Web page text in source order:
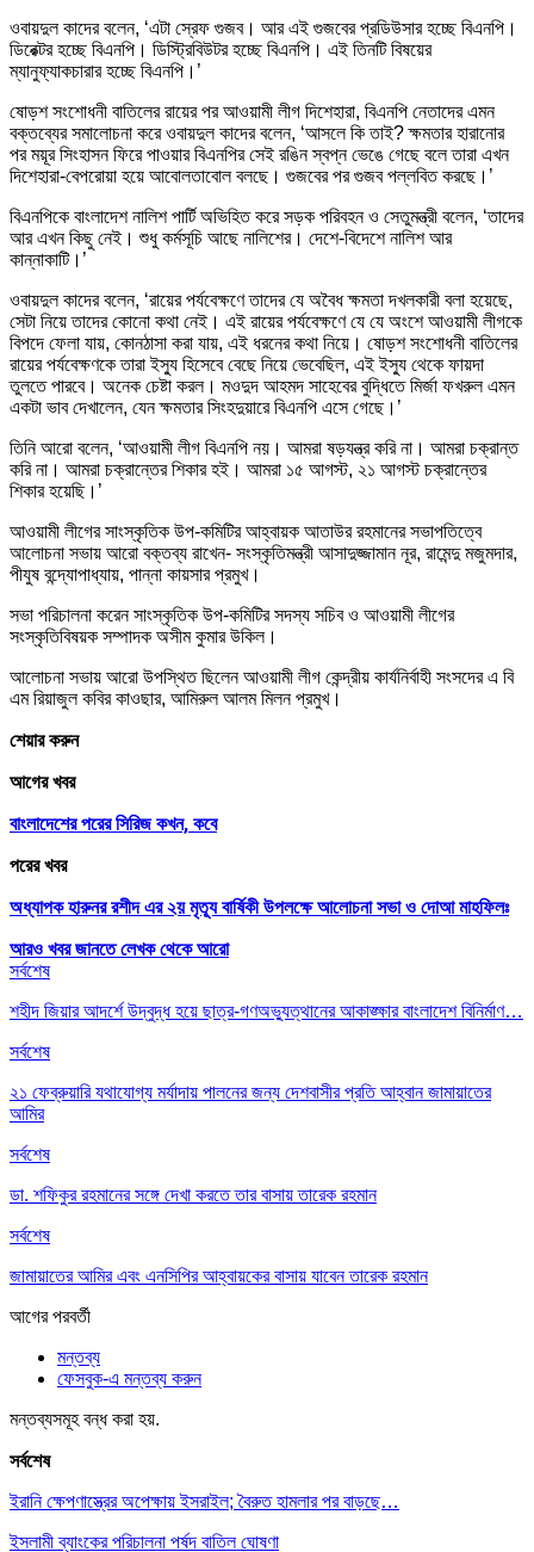
ওবায়দুল কাদের বলেন, ‘এটা স্রেফ গুজব। আর এই গুজবের প্রডিউসার হচ্ছে বিএনপি।
ডিরেক্টর হচ্ছে বিএনপি। ডিস্ট্রিবিউটর হচ্ছে বিএনপি। এই তিনটি বিষয়ের
ম্যানুফ্যাকচারার হচ্ছে বিএনপি।’
ষোড়শ সংশোধনী বাতিলের রায়ের পর আওয়ামী লীগ দিশেহারা, বিএনপি নেতাদের এমন
বক্তব্যের সমালোচনা করে ওবায়দুল কাদের বলেন, ‘আসলে কি তাই? ক্ষমতার হারানোর
পর ময়ূর সিংহাসন ফিরে পাওয়ার বিএনপির সেই রঙিন স্বপ্ন ভেঙে গেছে বলে তারা এখন
দিশেহারা-বেপরোয়া হয়ে আবোলতাবোল বলছে। গুজবের পর গুজব পল্লবিত করছে।’
বিএনপিকে বাংলাদেশ নালিশ পার্টি অভিহিত করে সড়ক পরিবহন ও সেতুমন্ত্রী বলেন, ‘তাদের
আর এখন কিছু নেই। শুধু কর্মসূচি আছে নালিশের। দেশে-বিদেশে নালিশ আর
কান্নাকাটি।’
ওবায়দুল কাদের বলেন, ‘রায়ের পর্যবেক্ষণে তাদের যে অবৈধ ক্ষমতা দখলকারী বলা হয়েছে,
সেটা নিয়ে তাদের কোনো কথা নেই। এই রায়ের পর্যবেক্ষণে যে যে অংশে আওয়ামী লীগকে
বিপদে ফেলা যায়, কোনঠাসা করা যায়, এই ধরনের কথা নিয়ে। ষোড়শ সংশোধনী বাতিলের
রায়ের পর্যবেক্ষণকে তারা ইস্যু হিসেবে বেছে নিয়ে ভেবেছিল, এই ইস্যু থেকে ফায়দা
তুলতে পারবে। অনেক চেষ্টা করল। মওদুদ আহমদ সাহেবের বুদ্ধিতে মির্জা ফখরুল এমন
একটা ভাব দেখালেন, যেন ক্ষমতার সিংহদুয়ারে বিএনপি এসে গেছে।’
তিনি আরো বলেন, ‘আওয়ামী লীগ বিএনপি নয়। আমরা ষড়যন্ত্র করি না। আমরা চক্রান্ত
করি না। আমরা চক্রান্তের শিকার হই। আমরা ১৫ আগস্ট, ২১ আগস্ট চক্রান্তের
শিকার হয়েছি।’
আওয়ামী লীগের সাংস্কৃতিক উপ-কমিটির আহ্বায়ক আতাউর রহমানের সভাপতিত্বে
আলোচনা সভায় আরো বক্তব্য রাখেন- সংস্কৃতিমন্ত্রী আসাদুজ্জামান নূর, রামেন্দু মজুমদার,
পীযুষ বন্দ্যোপাধ্যায়, পান্না কায়সার প্রমুখ।
সভা পরিচালনা করেন সাংস্কৃতিক উপ-কমিটির সদস্য সচিব ও আওয়ামী লীগের
সংস্কৃতিবিষয়ক সম্পাদক অসীম কুমার উকিল।
আলোচনা সভায় আরো উপস্থিত ছিলেন আওয়ামী লীগ কেন্দ্রীয় কার্যনির্বাহী সংসদের এ বি
এম রিয়াজুল কবির কাওছার, আমিরুল আলম মিলন প্রমুখ।
শেয়ার করুন
আগের খবর
বাংলাদেশের পরের সিরিজ কখন, কবে
পরের খবর
অধ্যাপক হারুনর রশীদ এর ২য় মৃত্যূ বার্ষিকী উপলক্ষে আলোচনা সভা ও দোআ মাহফিলঃ
আরও খবর জানতে লেখক থেকে আরো
সর্বশেষ
শহীদ জিয়ার আদর্শে উদ্বুদ্ধ হয়ে ছাত্র-গণঅভ্যুত্থানের আকাঙ্ক্ষার বাংলাদেশ বিনির্মাণ…
সর্বশেষ
২১ ফেব্রুয়ারি যথাযোগ্য মর্যাদায় পালনের জন্য দেশবাসীর প্রতি আহ্বান জামায়াতের
আমির
সর্বশেষ
ডা. শফিকুর রহমানের সঙ্গে দেখা করতে তার বাসায় তারেক রহমান
সর্বশেষ
জামায়াতের আমির এবং এনসিপির আহ্বায়কের বাসায় যাবেন তারেক রহমান
আগেরপরবর্তী
মন্তব্য
ফেসবুক-এ মন্তব্য করুন
মন্তব্যসমূহ বন্ধ করা হয়.
সর্বশেষ
ইরানি ক্ষেপণাস্ত্রের অপেক্ষায় ইসরাইল; বৈরুত হামলার পর বাড়ছে…
ইসলামী ব্যাংকের পরিচালনা পর্ষদ বাতিল ঘোষণা